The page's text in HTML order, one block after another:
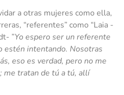
a otras mujeres como ella,
“referentes” como “Laia -
”Yo espero ser un referente
estén intentando. Nosotras
eso es verdad, pero no me
me tratan de tú a tú, allí